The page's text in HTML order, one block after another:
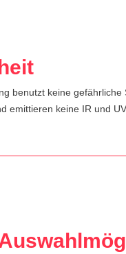
benutzt keine gefährliche
emittieren keine IR und